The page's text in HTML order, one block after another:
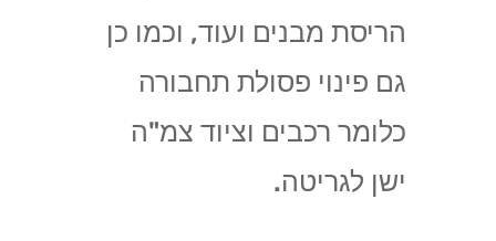
הריסת מבנים ועוד, וכמו כן
גם פינוי פסולת תחבורה
כלומר רכבים וציוד צמ"ה
ישן לגריטה.